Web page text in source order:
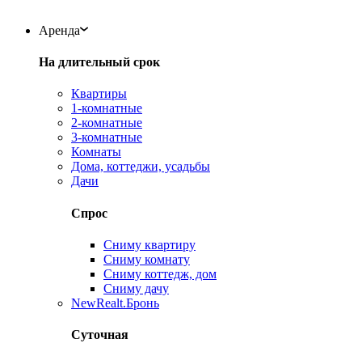
Аренда
На длительный срок
Квартиры
1-комнатные
2-комнатные
3-комнатные
Комнаты
Дома, коттеджи, усадьбы
Дачи
Спрос
Сниму квартиру
Сниму комнату
Сниму коттедж, дом
Сниму дачу
NewRealt.Бронь
Суточная